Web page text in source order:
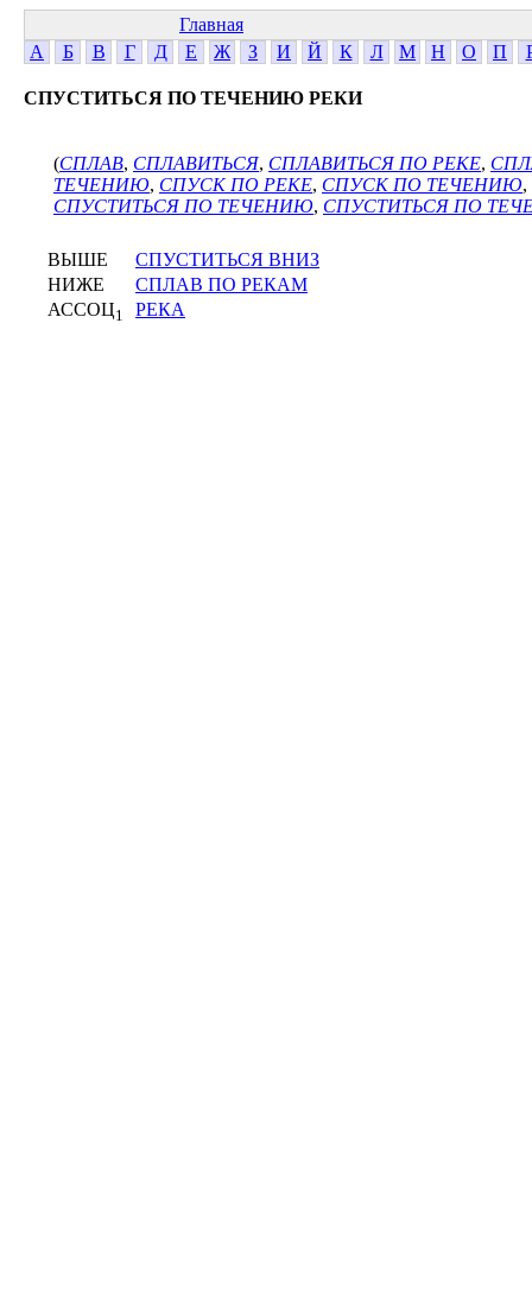
Главная
А
Б В Г Д Е Ж З И Й К Л М Н О П
СПУСТИТЬСЯ ПО ТЕЧЕНИЮ РЕКИ
(СПЛАВ, СПЛАВИТЬСЯ, СПЛАВИТЬСЯ ПО РЕКЕ,
ТЕЧЕНИЮ, СПУСК ПО РЕКЕ, СПУСК ПО ТЕЧЕНИЮ,
СПУСТИТЬСЯ ПО ТЕЧЕНИЮ, СПУСТИТЬСЯ ПО
ВЫШЕ
СПУСТИТЬСЯ ВНИЗ
НИЖЕ
СПЛАВ ПО РЕКАМ
АССОЦ1 РЕКА